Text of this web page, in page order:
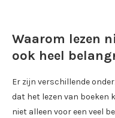
Waarom lezen
ook heel
Er zijn verschillende
dat het lezen van boeken
niet alleen voor een veel